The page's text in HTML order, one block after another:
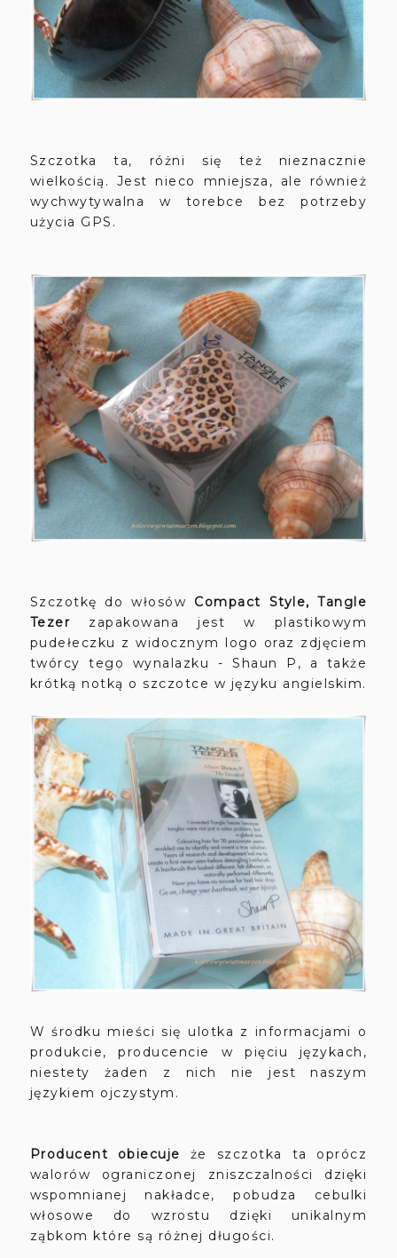
Szczotka ta, różni się też nieznacznie
wielkością. Jest nieco mniejsza, ale również
wychwytywalna w torebce bez potrzeby
użycia GPS.
Szczotkę do włosów Compact Style, Tangle
Tezer zapakowana jest w plastikowym
pudełeczku z widocznym logo oraz zdjęciem
twórcy tego wynalazku - Shaun P, a także
krótką notką o szczotce w języku angielskim.
W środku mieści się ulotka z informacjami o
produkcie, producencie w pięciu językach,
niestety żaden z nich nie jest naszym
językiem ojczystym.
Producent obiecuje
że szczotka ta oprócz
walorów ograniczonej zniszczalności dzięki
wspomnianej nakładce, pobudza cebulki
włosowe do wzrostu dzięki unikalnym
ząbkom które są różnej długości.